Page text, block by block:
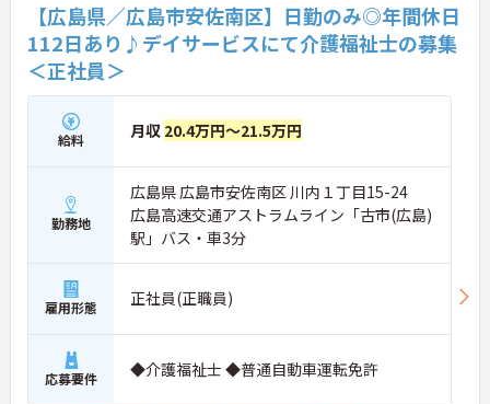
【広島県／広島市安佐南区】日勤のみ◎年間休日
112日あり♪デイサービスにて介護福祉士の募集
＜正社員＞
給料 月収 20.4万円～21.5万円
勤務地
広島県 広島市安佐南区 川内１丁目15-24
広島高速交通アストラムライン「古市(広島)
駅」バス・車3分
雇用形態 正社員(正職員)
応募要件 ◆介護福祉士 ◆普通自動車運転免許